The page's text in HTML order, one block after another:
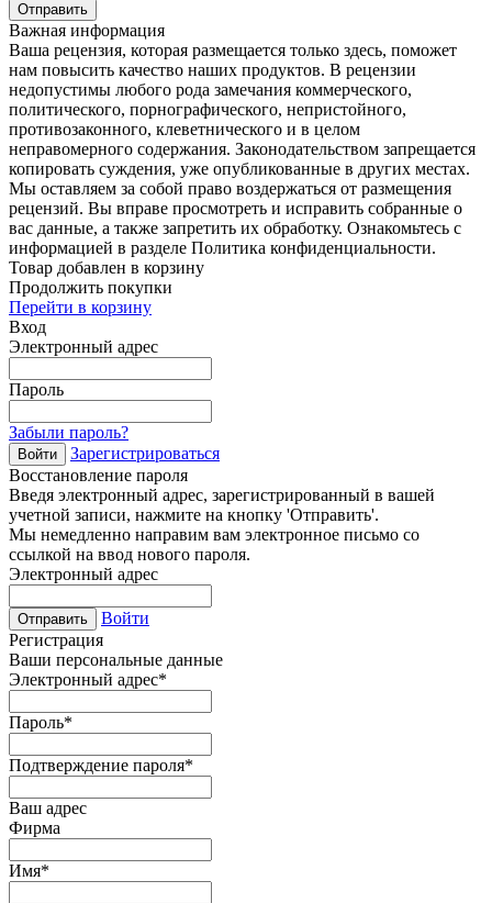
Отправить
Важная информация
Ваша рецензия, которая размещается только здесь, поможет
нам повысить качество наших продуктов. В рецензии
недопустимы любого рода замечания коммерческого,
политического, порнографического, непристойного,
противозаконного, клеветнического и в целом
неправомерного содержания. Законодательством запрещается
копировать суждения, уже опубликованные в других местах.
Мы оставляем за собой право воздержаться от размещения
рецензий. Вы вправе просмотреть и исправить собранные о
вас данные, а также запретить их обработку. Ознакомьтесь с
информацией в разделе Политика конфиденциальности.
Товар добавлен в корзину
Продолжить покупки
Перейти в корзину
Вход
Электронный адрес
Пароль
Забыли пароль?
Войти
Зарегистрироваться
Восстановление пароля
Введя электронный адрес, зарегистрированный в вашей
учетной записи, нажмите на кнопку 'Отправить'.
Мы немедленно направим вам электронное письмо со
ссылкой на ввод нового пароля.
Электронный адрес
Отправить
Войти
Регистрация
Ваши персональные данные
Электронный адрес*
Пароль*
Подтверждение пароля*
Ваш адрес
Фирма
Имя*